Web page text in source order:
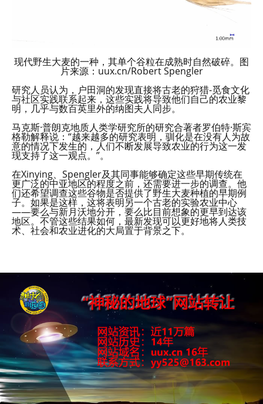
现代野生大麦的一种，其单个谷粒在成熟时自然破碎。图
片来源：uux.cn/Robert Spengler
研究人员认为，户田洞的发现直接将古老的狩猎-觅食文化
与社区实践联系起来，这些实践将导致他们自己的农业黎
明，几乎与数百英里外的纳图夫人同步。
马克斯·普朗克地质人类学研究所的研究合著者罗伯特·斯宾
格勒解释说：“越来越多的研究表明，驯化是在没有人为故
意的情况下发生的，人们不断发展导致农业的行为这一发
现支持了这一观点。”。
在Xinying、Spengler及其同事能够确定这些早期传统在
更广泛的中亚地区的程度之前，还需要进一步的调查。他
们还希望调查这些谷物是否提供了野生大麦种植的早期例
子。如果是这样，这将表明另一个古老的实验农业中心
——要么与新月沃地分开，要么比目前想象的更早到达该
地区。不管这些结果如何，最新发现可以更好地将人类技
术、社会和农业进化的大局置于背景之下。